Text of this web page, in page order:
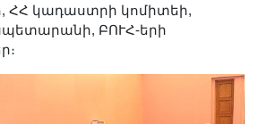
ՀՀ կադաստրի կոմիտեի,
ԲՈՒՀ-երի